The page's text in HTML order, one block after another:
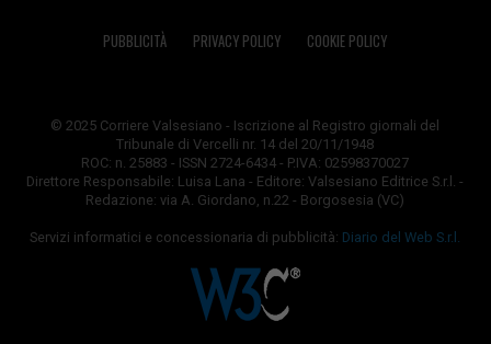
PUBBLICITÀ PRIVACY POLICY COOKIE POLICY
© 2025 Corriere Valsesiano - Iscrizione al Registro giornali del
Tribunale di Vercelli nr. 14 del 20/11/1948
ROC: n. 25883 - ISSN 2724-6434 - P.IVA: 02598370027
Direttore Responsabile: Luisa Lana - Editore: Valsesiano Editrice S.r.l. -
Redazione: via A. Giordano, n.22 - Borgosesia (VC)
Servizi informatici e concessionaria di pubblicità: Diario del Web S.r.l.